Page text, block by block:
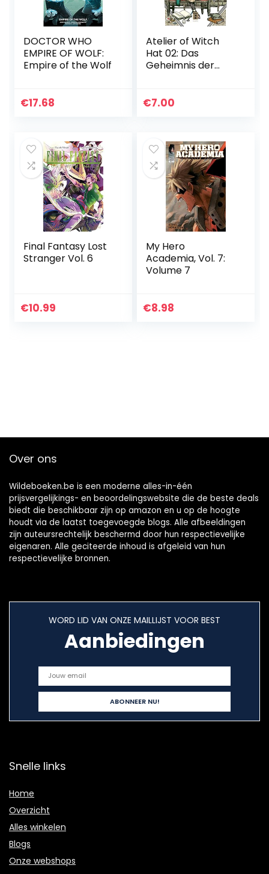
DOCTOR WHO
EMPIRE OF WOLF:
Empire of the Wolf
€17.68
Atelier of Witch
Hat 02: Das
Geheimnis der
€7.00
Final Fantasy Lost
Stranger Vol. 6
€10.99
My Hero
Academia, Vol. 7:
Volume 7
€8.98
Over ons
Wildeboeken.be is een moderne alles-in-één
prijsvergelijkings- en beoordelingswebsite die de beste deals
biedt die beschikbaar zijn op amazon en u op de hoogte
houdt via de laatst toegevoegde blogs. Alle afbeeldingen
zijn auteursrechtelijk beschermd door hun respectievelijke
eigenaren. Alle geciteerde inhoud is afgeleid van hun
respectievelijke bronnen.
WORD LID VAN ONZE MAILLIJST VOOR BEST
Aanbiedingen
Snelle links
Home
Overzicht
Alles winkelen
Blogs
Onze webshops